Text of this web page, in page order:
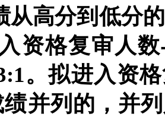
从高分到低分
资格复审人
。拟进入资
并列的，并